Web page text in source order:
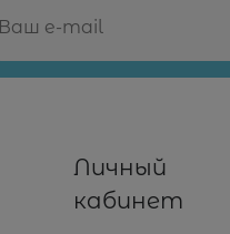
Личный
кабинет